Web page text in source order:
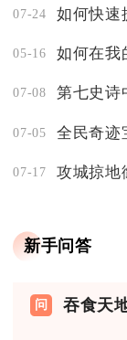
07-24
05-16 如何在我
07-08 第七史诗
07-05 全民奇迹
07-17 攻城掠地
新手问答
吞食天